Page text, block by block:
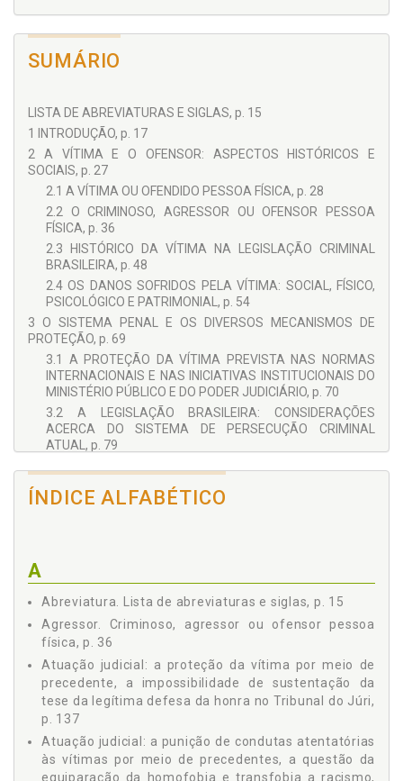
SUMÁRIO
LISTA DE ABREVIATURAS E SIGLAS, p. 15
1 INTRODUÇÃO, p. 17
2 A VÍTIMA E O OFENSOR: ASPECTOS HISTÓRICOS E
SOCIAIS, p. 27
2.1 A VÍTIMA OU OFENDIDO PESSOA FÍSICA, p. 28
2.2 O CRIMINOSO, AGRESSOR OU OFENSOR PESSOA
FÍSICA, p. 36
2.3 HISTÓRICO DA VÍTIMA NA LEGISLAÇÃO CRIMINAL
BRASILEIRA, p. 48
2.4 OS DANOS SOFRIDOS PELA VÍTIMA: SOCIAL, FÍSICO,
PSICOLÓGICO E PATRIMONIAL, p. 54
3 O SISTEMA PENAL E OS DIVERSOS MECANISMOS DE
PROTEÇÃO, p. 69
3.1 A PROTEÇÃO DA VÍTIMA PREVISTA NAS NORMAS
INTERNACIONAIS E NAS INICIATIVAS INSTITUCIONAIS DO
MINISTÉRIO PÚBLICO E DO PODER JUDICIÁRIO, p. 70
3.2 A LEGISLAÇÃO BRASILEIRA: CONSIDERAÇÕES
ACERCA DO SISTEMA DE PERSECUÇÃO CRIMINAL
ATUAL, p. 79
FAMILIAR CONTRA A MULHER, p. 96
JUDICIAIS E OS TIPOS PENAIS APARENTEMENTE
INEFICAZES, p. 110
4.2 A ATUAÇÃO JUDICIAL: A PUNIÇÃO DE CONDUTAS
ATENTATÓRIAS ÀS VÍTIMAS POR MEIO DE
PRECEDENTES, A QUESTÃO DA EQUIPARAÇÃO DA
HOMOFOBIA E TRANSFOBIA A RACISMO, p. 122
4.3 A ATUAÇÃO JUDICIAL: A PROTEÇÃO DA VÍTIMA POR
MEIO DE PRECEDENTE, A IMPOSSIBILIDADE DE
SUSTENTAÇÃO DA TESE DA LEGÍTIMA DEFESA DA
HONRA NO TRIBUNAL DO JÚRI, p. 137
5 CONSIDERAÇÕES FINAIS, p. 147
ÍNDICE ALFABÉTICO
A
Abreviatura. Lista de abreviaturas e siglas, p. 15
Agressor. Criminoso, agressor ou ofensor pessoa
física, p. 36
Atuação judicial: a proteção da vítima por meio de
precedente, a impossibilidade de sustentação da
tese da legítima defesa da honra no Tribunal do Júri,
p. 137
Atuação judicial: a punição de condutas atentatórias
às vítimas por meio de precedentes, a questão da
equiparação da homofobia e transfobia a racismo,